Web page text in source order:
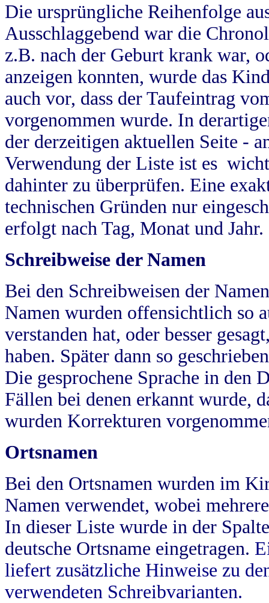
Die ursprüngliche Reihenfolge
Ausschlaggebend war die
z.B. nach der Geburt krank war,
anzeigen konnten, wurde das
auch vor, dass der Taufeintrag
vorgenommen wurde. In
der derzeitigen aktuellen Seite -
Verwendung der Liste ist es
dahinter zu überprüfen. Eine
technischen Gründen nur
erfolgt nach Tag, Monat und Jahr.
Schreibweise der Namen
Bei den Schreibweisen der
Namen wurden offensichtlich so
verstanden hat, oder besser
haben. Später dann so
Die gesprochene Sprache in
Fällen bei denen erkannt wurde,
wurden Korrekturen
Ortsnamen
Bei den Ortsnamen wurden im
Namen verwendet, wobei
In dieser Liste wurde in der
deutsche Ortsname eingetragen.
liefert zusätzliche Hinweise zu
verwendeten Schreibvarianten.